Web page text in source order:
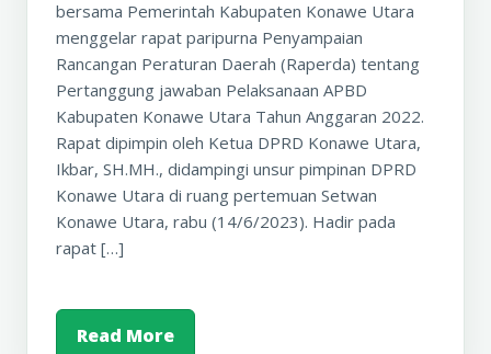
bersama Pemerintah Kabupaten Konawe Utara
menggelar rapat paripurna Penyampaian
Rancangan Peraturan Daerah (Raperda) tentang
Pertanggung jawaban Pelaksanaan APBD
Kabupaten Konawe Utara Tahun Anggaran 2022.
Rapat dipimpin oleh Ketua DPRD Konawe Utara,
Ikbar, SH.MH., didampingi unsur pimpinan DPRD
Konawe Utara di ruang pertemuan Setwan
Konawe Utara, rabu (14/6/2023). Hadir pada
rapat […]
Read More